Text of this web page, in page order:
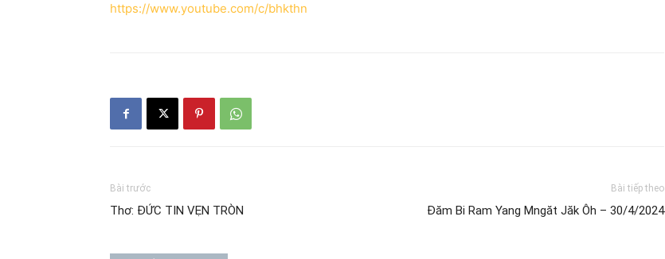
https://www.youtube.com/c/bhkthn
Bài trước
Thơ: ĐỨC TIN VẸN TRÒN
Bài tiếp theo
Đăm Bi Ram Yang Mngăt Jăk Ôh – 30/4/2024